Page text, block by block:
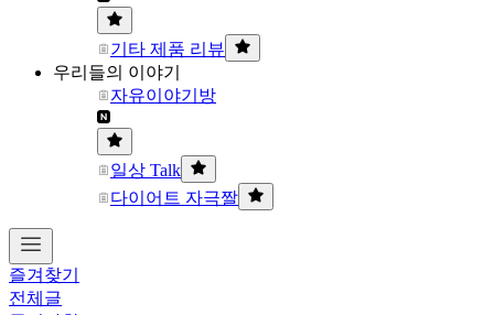
기타 제품 리뷰
우리들의 이야기
자유이야기방
일상 Talk
다이어트 자극짤
즐겨찾기
전체글